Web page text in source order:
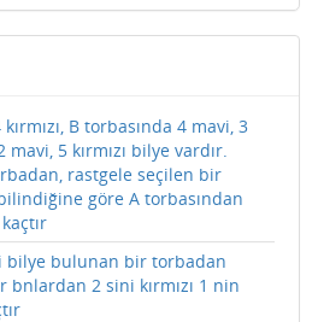
B torbasında 4 mavi, 3
mavi, 5 kırmızı bilye vardır.
rastgele seçilen bir
göre A torbasından
bilye bulunan bir torbadan
2 sini kırmızı 1 nin